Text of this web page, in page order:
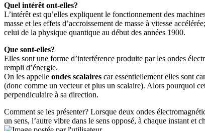
Quel intérêt ont-elles?
L’intérêt est qu’elles expliquent le fonctionnement des
masse et les effets d’accroissement de masse à vitesse
celui de la physique quantique au début des années 1900.
Que sont-elles?
Elles sont une forme d’interférence produite par les ondes
rempli d’énergie.
On les appelle ondes scalaires car essentiellement elles sont
(donc comme un vecteur et plus un scalaire). Alors pourquoi
perpendiculaire à sa direction.
Comment se les présenter? Lorsque deux ondes
un sens, l’autre vibre dans le sens opposé, à chaque instant et